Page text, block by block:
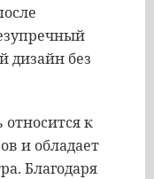
дизайн без
относится к
и обладает
Благодаря